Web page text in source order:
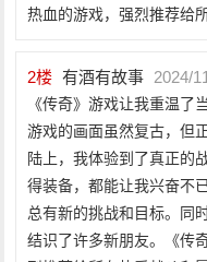
热血的游戏，强烈推荐给
2楼 有酒有故事 2024/
《传奇》游戏让我重温了
游戏的画面虽然复古，但
陆上，我体验到了真正的
得装备，都能让我兴奋不
总有新的挑战和目标。同
结识了许多新朋友。《传